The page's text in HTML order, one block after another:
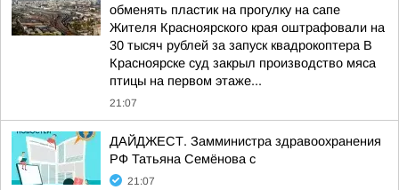
обменять пластик на прогулку на сапе
Жителя Красноярского края оштрафовали на
30 тысяч рублей за запуск квадрокоптера В
Красноярске суд закрыл производство мяса
птицы на первом этаже...
21:07
ДАЙДЖЕСТ. Замминистра здравоохранения
РФ Татьяна Семёнова с
21:07